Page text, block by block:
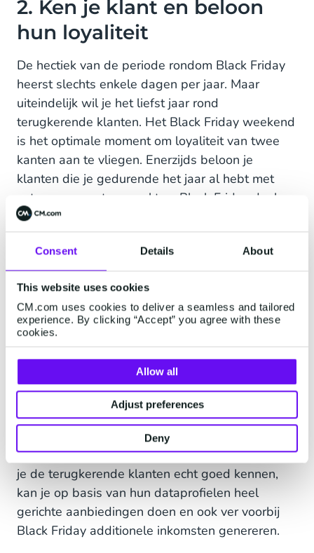
Consent Details About
This website uses cookies
CM.com uses cookies to deliver a seamless and tailored
experience. By clicking “Accept” you agree with these
cookies.
Allow all
Adjust preferences
Deny
2. Ken je klant en beloon
hun loyaliteit
De hectiek van de periode rondom Black Friday
heerst slechts enkele dagen per jaar. Maar
uiteindelijk wil je het liefst jaar rond
terugkerende klanten. Het Black Friday weekend
is het optimale moment om loyaliteit van twee
kanten aan te vliegen. Enerzijds beloon je
klanten die je gedurende het jaar al hebt met
extra – op maat gemaakte – Black Friday deals.
Zo voelen klanten zich gezien en zijn ze sneller
geneigd om vanuit de bestaande relatie ook op
Black Friday voor jou te kiezen. Anderzijds kun je
Black Friday inzetten om zo’n relatie te starten
met nieuwe klanten. Zorg dat ze een profiel
aanmaken en beloon een nieuw account met een
kortingscode, bijvoorbeeld als zij zich voor een
nieuwbrief aanmelden.
Het
Customer Data Platform (CDP)
heeft alles in zich om de band met je klanten
optimaal op te bouwen. Dit CDP bundelt alle
data en bouwt in real time 360-graden
klantprofielen op. Door de inzet van het CDP leer
je de terugkerende klanten echt goed kennen,
kan je op basis van hun dataprofielen heel
gerichte aanbiedingen doen en ook ver voorbij
Black Friday additionele inkomsten genereren.